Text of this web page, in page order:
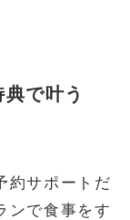
で叶う
約サポートだ
ンで食事をす